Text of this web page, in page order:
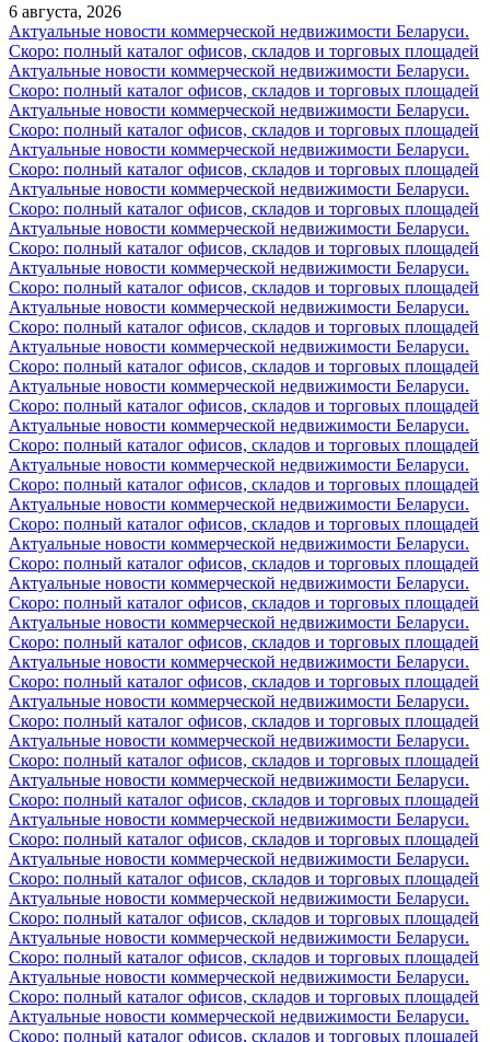
6 августа, 2026
Актуальные новости коммерческой недвижимости Беларуси.
Скоро: полный каталог офисов, складов и торговых площадей
Актуальные новости коммерческой недвижимости Беларуси.
Скоро: полный каталог офисов, складов и торговых площадей
Актуальные новости коммерческой недвижимости Беларуси.
Скоро: полный каталог офисов, складов и торговых площадей
Актуальные новости коммерческой недвижимости Беларуси.
Скоро: полный каталог офисов, складов и торговых площадей
Актуальные новости коммерческой недвижимости Беларуси.
Скоро: полный каталог офисов, складов и торговых площадей
Актуальные новости коммерческой недвижимости Беларуси.
Скоро: полный каталог офисов, складов и торговых площадей
Актуальные новости коммерческой недвижимости Беларуси.
Скоро: полный каталог офисов, складов и торговых площадей
Актуальные новости коммерческой недвижимости Беларуси.
Скоро: полный каталог офисов, складов и торговых площадей
Актуальные новости коммерческой недвижимости Беларуси.
Скоро: полный каталог офисов, складов и торговых площадей
Актуальные новости коммерческой недвижимости Беларуси.
Скоро: полный каталог офисов, складов и торговых площадей
Актуальные новости коммерческой недвижимости Беларуси.
Скоро: полный каталог офисов, складов и торговых площадей
Актуальные новости коммерческой недвижимости Беларуси.
Скоро: полный каталог офисов, складов и торговых площадей
Актуальные новости коммерческой недвижимости Беларуси.
Скоро: полный каталог офисов, складов и торговых площадей
Актуальные новости коммерческой недвижимости Беларуси.
Скоро: полный каталог офисов, складов и торговых площадей
Актуальные новости коммерческой недвижимости Беларуси.
Скоро: полный каталог офисов, складов и торговых площадей
Актуальные новости коммерческой недвижимости Беларуси.
Скоро: полный каталог офисов, складов и торговых площадей
Актуальные новости коммерческой недвижимости Беларуси.
Скоро: полный каталог офисов, складов и торговых площадей
Актуальные новости коммерческой недвижимости Беларуси.
Скоро: полный каталог офисов, складов и торговых площадей
Актуальные новости коммерческой недвижимости Беларуси.
Скоро: полный каталог офисов, складов и торговых площадей
Актуальные новости коммерческой недвижимости Беларуси.
Скоро: полный каталог офисов, складов и торговых площадей
Актуальные новости коммерческой недвижимости Беларуси.
Скоро: полный каталог офисов, складов и торговых площадей
Актуальные новости коммерческой недвижимости Беларуси.
Скоро: полный каталог офисов, складов и торговых площадей
Актуальные новости коммерческой недвижимости Беларуси.
Скоро: полный каталог офисов, складов и торговых площадей
Актуальные новости коммерческой недвижимости Беларуси.
Скоро: полный каталог офисов, складов и торговых площадей
Актуальные новости коммерческой недвижимости Беларуси.
Скоро: полный каталог офисов, складов и торговых площадей
Актуальные новости коммерческой недвижимости Беларуси.
Скоро: полный каталог офисов, складов и торговых площадей